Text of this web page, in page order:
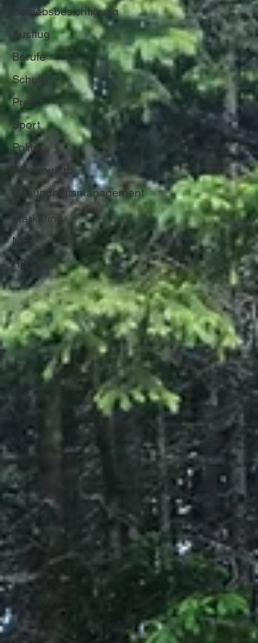
Betriebsbesichtigung
Ausflug
Berufe
Schule
Praxis
Sport
Politik
Wettbewerb
Gesundheitsmanagement
&
Marketing
ME
HB